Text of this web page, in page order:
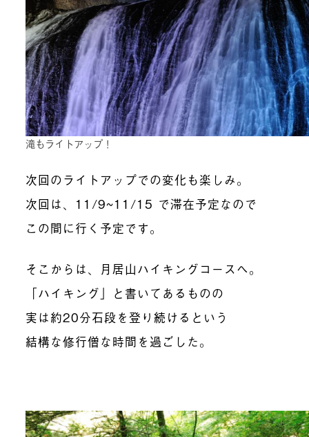
滝もライトアップ！
次回のライトアップでの変化も楽しみ。
次回は、11/9~11/15 で滞在予定なので
この間に行く予定です。
そこからは、月居山ハイキングコースへ。
「ハイキング」と書いてあるものの
実は約20分石段を登り続けるという
結構な修行僧な時間を過ごした。